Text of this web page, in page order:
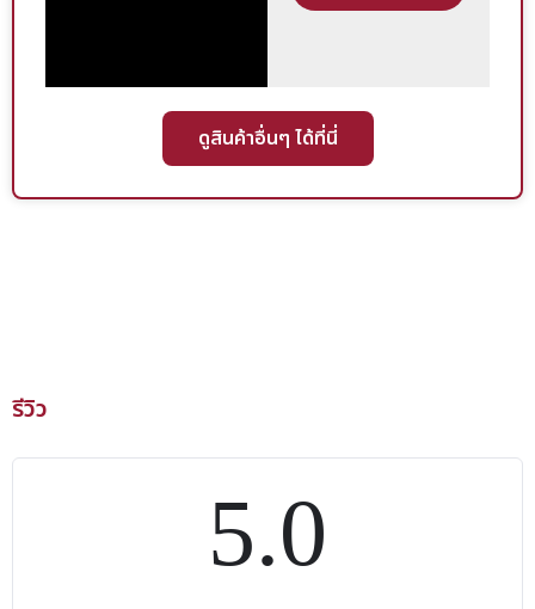
โอกาสร่วมงานกับ “หนูดี” จาก Nudee Studio ผู้เป็นศิลปิน อักษร
เกียรติอย่างยิ่งที่เราได้ร่วมงานกับศิลปินอักษรวิจิตรชั้นแนวหน้า
ของประเทศ ผู้เคยร่วมงานเขียนอักษรวิจิตรให้แก่สินค้าแบ
รนด์เนมชั้นนำของโลกและของประเทศมาแล้วมากมายหลาย
การดูแลหลังการขายที่ดี โดยเรามุ่งพัฒนาให้มีมาตรฐานที่ยกระดับ
ดูสินค้าอื่นๆ ได้ที่นี่
รีวิว
5.0